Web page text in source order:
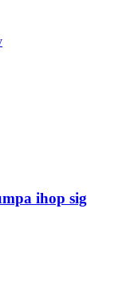
ihop sig